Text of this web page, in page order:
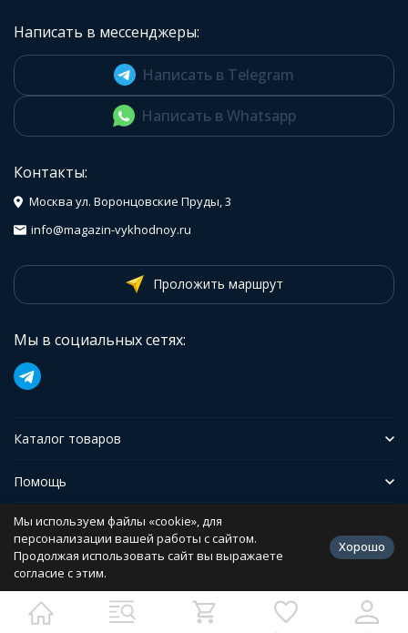
Написать в мессенджеры:
Написать в Telegram
Написать в Whatsapp
Контакты:
Москва ул. Воронцовские Пруды, 3
info@magazin-vykhodnoy.ru
Проложить маршрут
Мы в социальных сетях:
Каталог товаров
Помощь
Иформация
Политика персональных данных
Разработано в
bodysite.ru
Мы используем файлы «cookie», для
персонализации вашей работы с сайтом.
Продолжая использовать сайт вы выражаете
согласие с этим.
Хорошо